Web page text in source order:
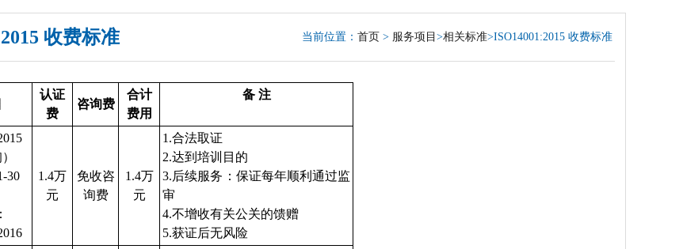
收费标准 当前位置： 首页 > 服务项目 >相关标准>ISO14001:2015 收费标准
认证
费
咨询费
合计
费用
备 注
15
30
16
1.4万
元
免收咨
询费
1.4万
元
1.合法取证
2.达到培训目的
3.后续服务：保证每年顺利通过监
审
4.不增收有关公关的馈赠
5.获证后无风险